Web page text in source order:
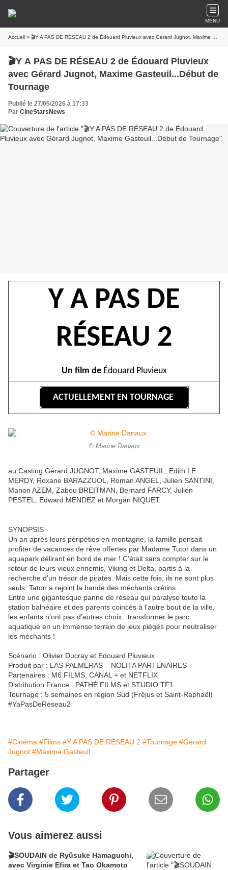
MENU
Accueil » 🎬Y A PAS DE RÉSEAU 2 de Édouard Pluvieux avec Gérard Jugnot, Maxime Gasteuil...Début de Tournage
🎬Y A PAS DE RÉSEAU 2 de Édouard Pluvieux
avec Gérard Jugnot, Maxime Gasteuil...Début de
Tournage
Publié le 27/05/2026 à 17:33
Par CineStarsNews
Y A PAS DE
RÉSEAU 2
Un film de Édouard Pluvieux
ACTUELLEMENT EN TOURNAGE
© Marine Danaux
au Casting Gérard JUGNOT, Maxime GASTEUIL, Edith LE
MERDY, Roxane BARAZZUOL, Roman ANGEL, Julien SANTINI,
Manon AZEM, Zabou BREITMAN, Bernard FARCY, Julien
PESTEL, Edward MENDEZ et Morgan NIQUET.
SYNOPSIS
Un an après leurs péripéties en montagne, la famille pensait
profiter de vacances de rêve offertes par Madame Tutor dans un
aquapark délirant en bord de mer ! C’était sans compter sur le
retour de leurs vieux ennemis, Viking et Delta, partis à la
recherche d’un trésor de pirates. Mais cette fois, ils ne sont plus
seuls, Taton a rejoint la bande des méchants crétins…
Entre une gigantesque panne de réseau qui paralyse toute la
station balnéaire et des parents coincés à l’autre bout de la ville,
les enfants n’ont pas d’autres choix : transformer le parc
aquatique en un immense terrain de jeux piégés pour neutraliser
les méchants !
Scénario : Olivier Ducray et Edouard Pluvieux
Produit par : LAS PALMERAS – NOLITA PARTENAIRES
Partenaires : M6 FILMS, CANAL + et NETFLIX
Distribution France : PATHÉ FILMS et STUDIO TF1
Tournage : 5 semaines en région Sud (Fréjus et Saint-Raphaël)
#YaPasDeRéseau2
#Cinéma #Films #Y A PAS DE RÉSEAU 2 #Tournage #Gérard
Jugnot #Maxime Gasteuil
Partager
Vous aimerez aussi
🎬SOUDAIN de Ryûsuke Hamaguchi,
avec Virginie Efira et Tao Okamoto